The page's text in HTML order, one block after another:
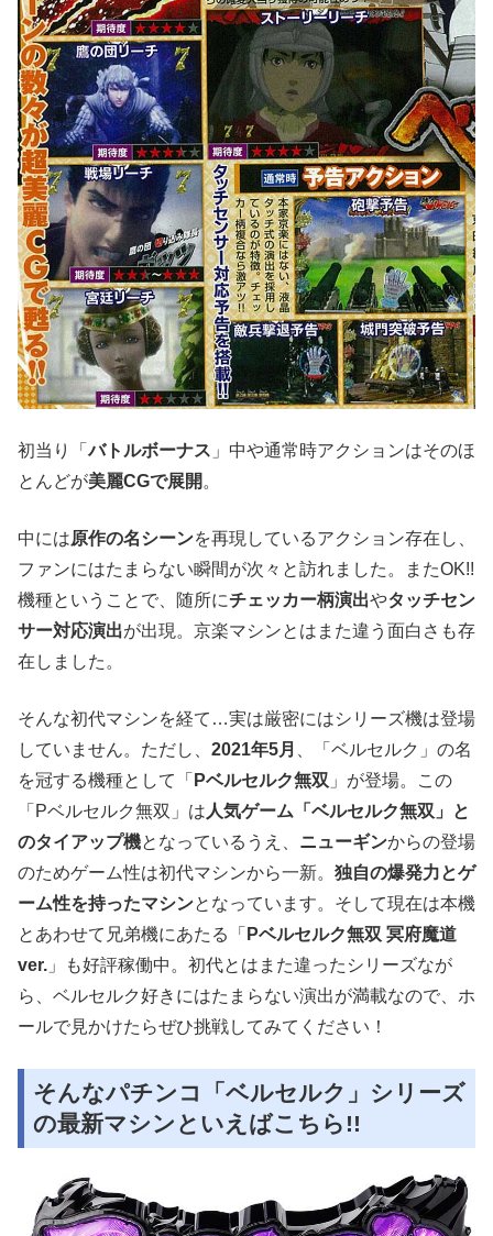
初当り「バトルボーナス 」中や通常時アクションはそのほ
とんどが美麗CGで展開 。
中には原作の名シーンを再現しているアクション存在し、
ファンにはたまらない瞬間が次々と訪れました。またOK!!
機種ということで、随所にチェッカー柄演出やタッチセン
サー対応演出が出現。京楽マシンとはまた違う面白さも存
在しました。
そんな初代マシンを経て…実は厳密にはシリーズ機は登場
していません。ただし、 2021年5月
、「ベルセルク」の名
を冠する機種として「 Pベルセルク無双 」が登場。この
「Pベルセルク無双」は 人気ゲーム「ベルセルク無双」と
のタイアップ機となっているうえ、 ニューギンからの登場
のためゲーム性は初代マシンから一新。 独自の爆発力とゲ
ーム性を持ったマシンとなっています。そして現在は本機
とあわせて兄弟機にあたる「 Pベルセルク無双 冥府魔道
ver. 」も好評稼働中。初代とはまた違ったシリーズなが
ら、ベルセルク好きにはたまらない演出が満載なので、ホ
ールで見かけたらぜひ挑戦してみてください！
そんなパチンコ「ベルセルク」シリーズ
の最新マシンといえばこちら!!